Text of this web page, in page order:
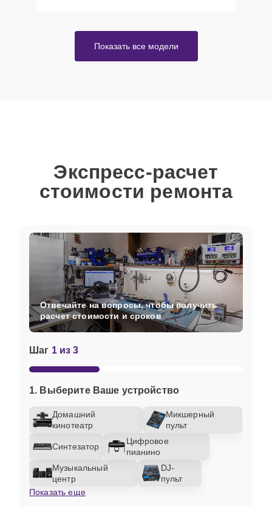
Показать все модели
Экспресс-расчет
стоимости ремонта
Шаг 1 из 3
1. Выберите Ваше устройство
Домашний
кинотеатр
Микшерный
пульт
Синтезатор
Цифровое
пианино
Музыкальный
центр
DJ-
пульт
Показать еще
Отвечайте на вопросы, чтобы получить
расчет стоимости и сроков